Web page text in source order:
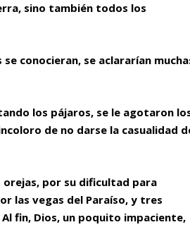
sino también todos los
conocieran, se aclararían
los pájaros, se le agotaron
de no darse la casualidad
orejas, por su dificultad para
las vegas del Paraíso, y tres
fin, Dios, un poquito impaciente,